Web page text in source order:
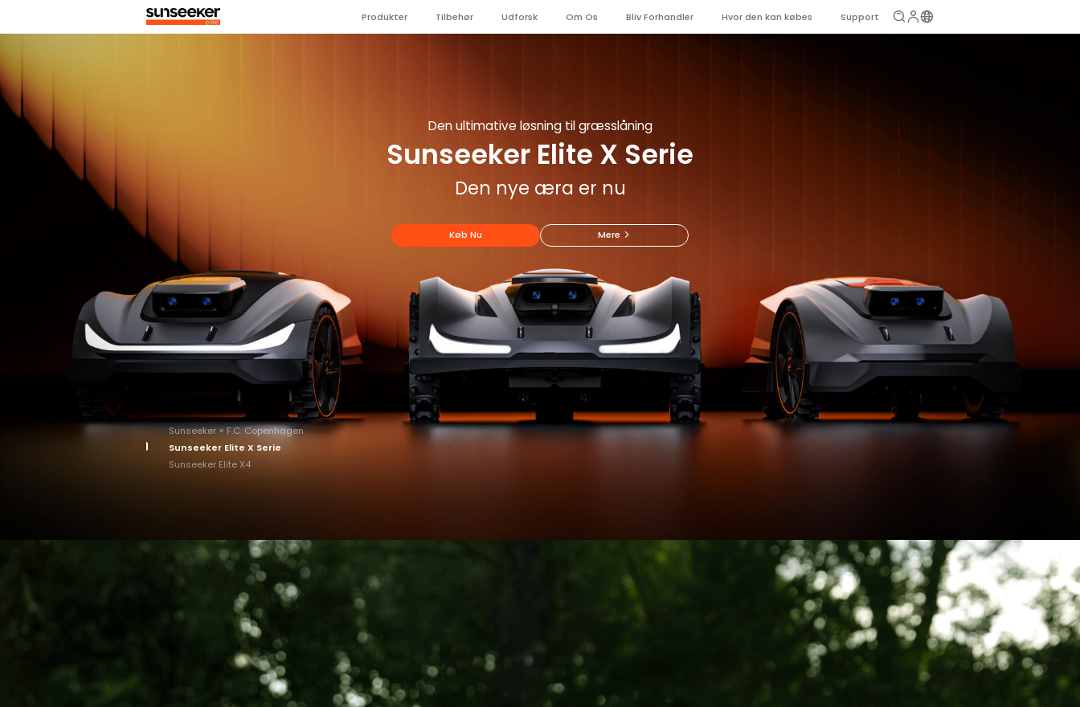
Produkter Tilbehør Udforsk Om Os Bliv Forhandler Hvor den kan købes Support
Den ultimative løsning til græsslåning
Sunseeker Elite X Serie
Den nye æra er nu
Køb Nu Mere
Sunseeker Elite X4
Placer og kør
Sunseeker × F.C. Copenhagen
Sunseeker Elite X Serie
Sunseeker Elite X4